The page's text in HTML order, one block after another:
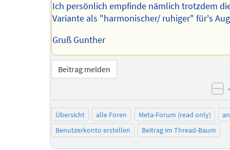
Ich persönlich empfinde nämlich trotzdem
Variante als "harmonischer/ ruhiger" für's
Gruß Gunther
Beitrag melden
Übersicht alle Foren Meta-Forum (read only)
Benutzerkonto erstellen
Beitrag im Thread-Baum